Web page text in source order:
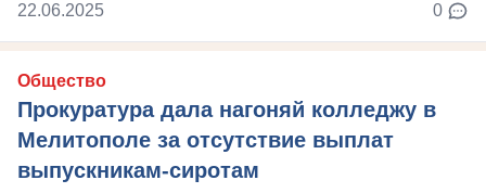
22.06.2025 0
Общество
Прокуратура дала нагоняй колледжу в
Мелитополе за отсутствие выплат
выпускникам-сиротам